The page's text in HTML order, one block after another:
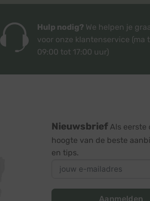
Hulp nodig? We helpen je
voor onze klantenservice (ma
09:00 tot 17:00 uur)
Nieuwsbrief Als eerste
hoogte van de beste
en tips.
Aanmelden